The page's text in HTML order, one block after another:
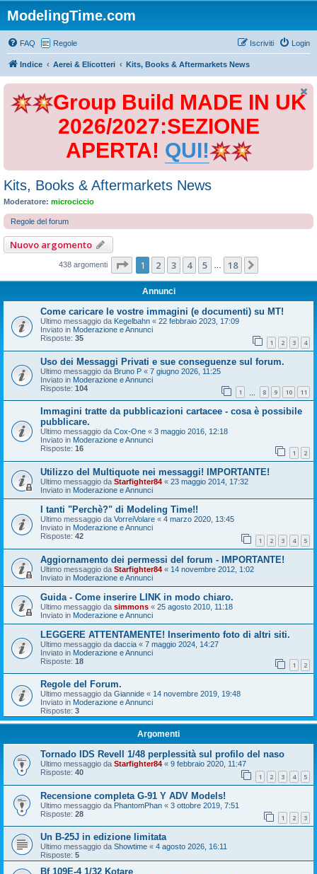
ModelingTime.com
FAQ Regole Login
Iscriviti
Indice Aerei & Elicotteri Kits, Books & Aftermarkets News
Group Build MADE IN UK
2026/2027:SEZIONE
APERTA! QUI!
Kits, Books & Aftermarkets News
Moderatore: microciccio
Regole del forum
Nuovo argomento
438 argomenti Pagina di 18
1 2 3 4 5 18
Annunci
Come caricare le vostre immagini (e documenti) su MT!
Ultimo messaggio da Kegelbahn « 22 febbraio 2023, 17:09
Inviato in Moderazione e Annunci
Risposte: 35 1 2 3 4
Uso dei Messaggi Privati e sue conseguenze sul forum.
Ultimo messaggio da Bruno P « 7 giugno 2026, 11:25
Inviato in Moderazione e Annunci
Risposte: 104 1 8 9 10 11
Immagini tratte da pubblicazioni cartacee - cosa è possibile
pubblicare.
Ultimo messaggio da Cox-One « 3 maggio 2016, 12:18
Inviato in Moderazione e Annunci
Risposte: 16 1 2
Utilizzo del Multiquote nei messaggi! IMPORTANTE!
Ultimo messaggio da Starfighter84 « 23 maggio 2014, 17:32
Inviato in Moderazione e Annunci
I tanti "Perchè?" di Modeling Time!!
Ultimo messaggio da VorreiVolare « 4 marzo 2020, 13:45
Inviato in Moderazione e Annunci
Risposte: 42 1 2 3 4 5
Aggiornamento dei permessi del forum - IMPORTANTE!
Ultimo messaggio da Starfighter84 « 14 novembre 2012, 1:02
Inviato in Moderazione e Annunci
Guida - Come inserire LINK in modo chiaro.
Ultimo messaggio da simmons « 25 agosto 2010, 11:18
Inviato in Moderazione e Annunci
LEGGERE ATTENTAMENTE! Inserimento foto di altri siti.
Ultimo messaggio da daccia « 7 maggio 2024, 14:27
Inviato in Moderazione e Annunci
Risposte: 18 1 2
Regole del Forum.
Ultimo messaggio da Giannide « 14 novembre 2019, 19:48
Inviato in Moderazione e Annunci
Risposte: 3
Argomenti
Tornado IDS Revell 1/48 perplessità sul profilo del naso
Ultimo messaggio da Starfighter84 « 9 febbraio 2020, 11:47
Risposte: 40 1 2 3 4 5
Recensione completa G-91 Y ADV Models!
Ultimo messaggio da PhantomPhan « 3 ottobre 2019, 7:51
Risposte: 28 1 2 3
Un B-25J in edizione limitata
Ultimo messaggio da Showtime « 4 agosto 2026, 16:11
Risposte: 5
Bf 109E-4 1/32 Kotare